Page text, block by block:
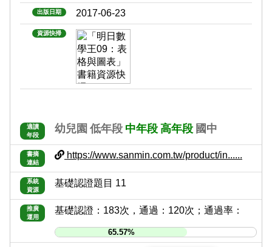
出版日期 2017-06-23
資源快掃
適讀
年段
幼兒園 低年段 中年段 高年段 國中
書摘
連結
https://www.sanmin.com.tw/product/in......
系統
資源
基礎認證題目 11
推廣
運用
基礎認證：183次，通過：120次；通過率：
65.57%